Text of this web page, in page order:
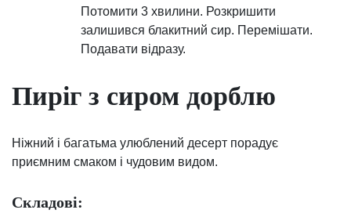
Потомити 3 хвилини. Розкришити
залишився блакитний сир. Перемішати.
Подавати відразу.
Пиріг з сиром дорблю
Ніжний і багатьма улюблений десерт порадує
приємним смаком і чудовим видом.
Складові: